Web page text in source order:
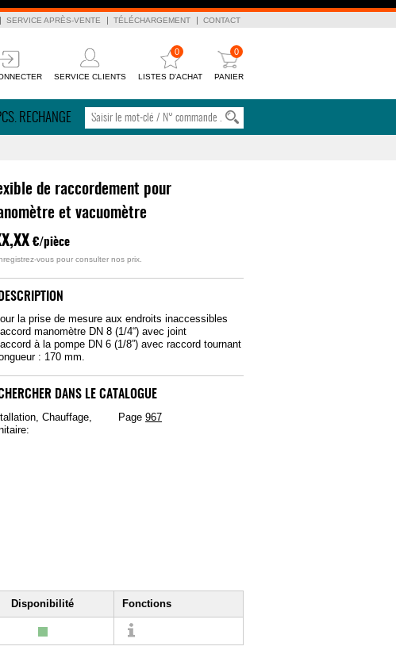
SERVICE APRÈS-VENTE TÉLÉCHARGEMENT CONTACT
SERVICE CLIENTS
0
LISTES D'ACHAT
0
PANIER
RECHANGE
de raccordement pour
et vacuomètre
€/pièce
vous pour consulter nos prix.
DESCRIPTION
la prise de mesure aux endroits inaccessibles
manomètre DN 8 (1/4“) avec joint
à la pompe DN 6 (1/8”) avec raccord tournant
: 170 mm.
DANS LE CATALOGUE
Chauffage,
Page 967
Disponibilité Fonctions